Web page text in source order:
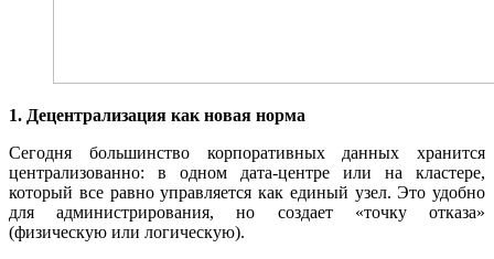
1. Децентрализация как новая норма
Сегодня большинство корпоративных данных хранится
централизованно: в одном дата-центре или на кластере,
который все равно управляется как единый узел. Это удобно
для администрирования, но создает «точку отказа»
(физическую или логическую).